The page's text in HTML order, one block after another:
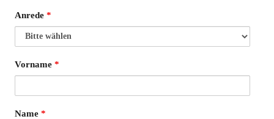
Anrede *
Vorname *
Name *